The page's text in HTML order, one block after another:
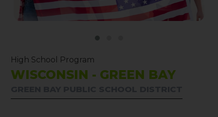
High School Program
WISCONSIN - GREEN BAY